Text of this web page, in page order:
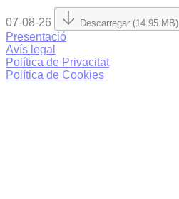
07-08-26 Descarregar (14.95 MB)
Presentació
Avís legal
Política de Privacitat
Política de Cookies